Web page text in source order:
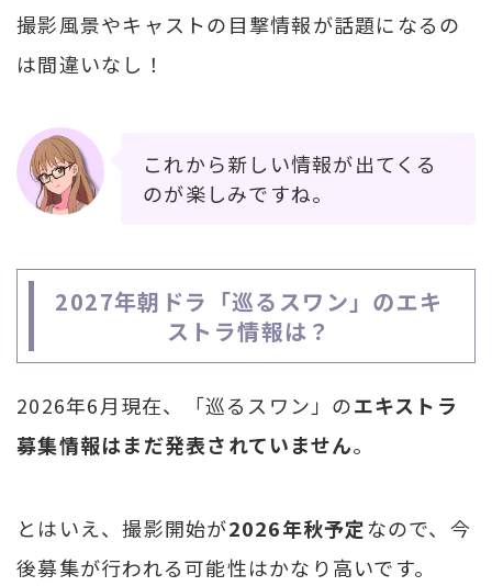
撮影風景やキャストの目撃情報が話題になるの
は間違いなし！
これから新しい情報が出てくる
のが楽しみですね。
2027年朝ドラ「巡るスワン」のエキ
ストラ情報は？
2026年6月現在、「巡るスワン」のエキストラ
募集情報はまだ発表されていません。
とはいえ、撮影開始が2026年秋予定なので、今
後募集が行われる可能性はかなり高いです。